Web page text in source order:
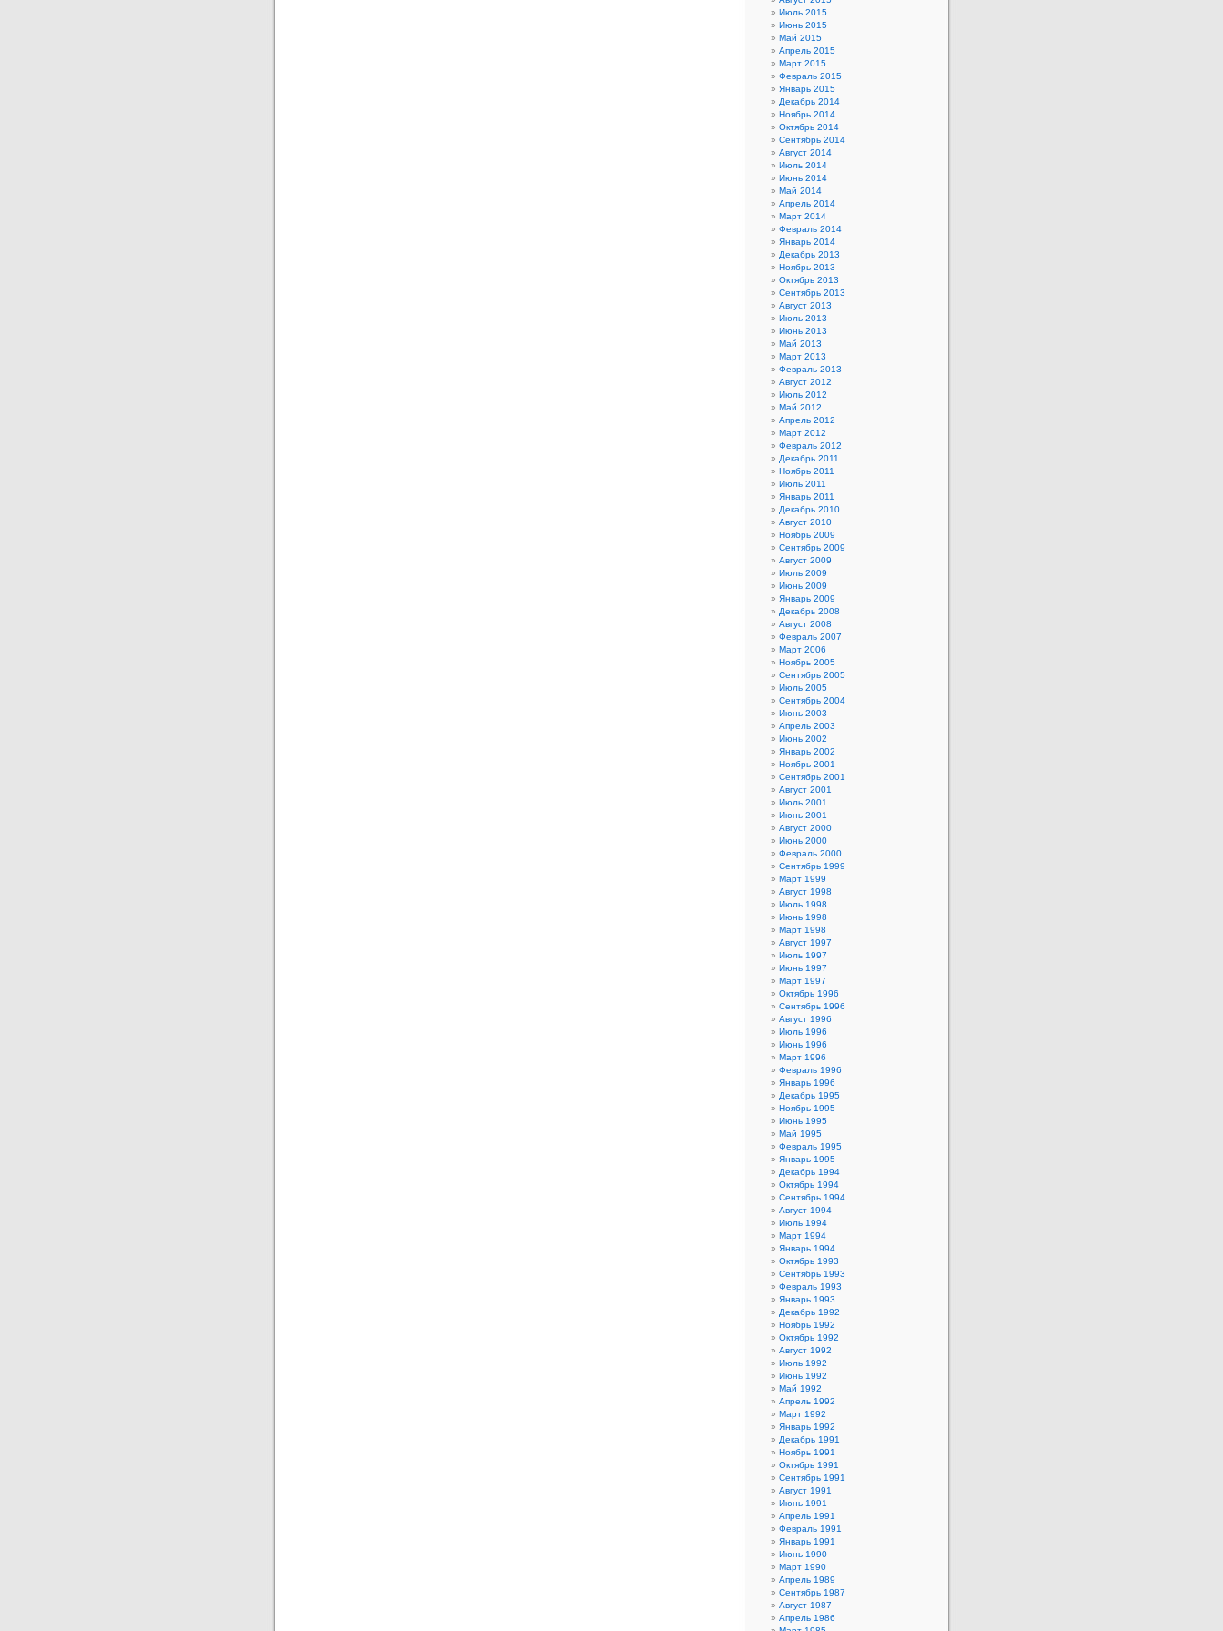
Июль 2015
Июнь 2015
Май 2015
Апрель 2015
Март 2015
Февраль 2015
Январь 2015
Декабрь 2014
Ноябрь 2014
Октябрь 2014
Сентябрь 2014
Август 2014
Июль 2014
Июнь 2014
Май 2014
Апрель 2014
Март 2014
Февраль 2014
Январь 2014
Декабрь 2013
Ноябрь 2013
Октябрь 2013
Сентябрь 2013
Август 2013
Июль 2013
Июнь 2013
Май 2013
Март 2013
Февраль 2013
Август 2012
Июль 2012
Май 2012
Апрель 2012
Март 2012
Февраль 2012
Декабрь 2011
Ноябрь 2011
Июль 2011
Январь 2011
Декабрь 2010
Август 2010
Ноябрь 2009
Сентябрь 2009
Август 2009
Июль 2009
Июнь 2009
Январь 2009
Декабрь 2008
Август 2008
Февраль 2007
Март 2006
Ноябрь 2005
Сентябрь 2005
Июль 2005
Сентябрь 2004
Июнь 2003
Апрель 2003
Июнь 2002
Январь 2002
Ноябрь 2001
Сентябрь 2001
Август 2001
Июль 2001
Июнь 2001
Август 2000
Июнь 2000
Февраль 2000
Сентябрь 1999
Март 1999
Август 1998
Июль 1998
Июнь 1998
Март 1998
Август 1997
Июль 1997
Июнь 1997
Март 1997
Октябрь 1996
Сентябрь 1996
Август 1996
Июль 1996
Июнь 1996
Март 1996
Февраль 1996
Январь 1996
Декабрь 1995
Ноябрь 1995
Июнь 1995
Май 1995
Февраль 1995
Январь 1995
Декабрь 1994
Октябрь 1994
Сентябрь 1994
Август 1994
Июль 1994
Март 1994
Январь 1994
Октябрь 1993
Сентябрь 1993
Февраль 1993
Январь 1993
Декабрь 1992
Ноябрь 1992
Октябрь 1992
Август 1992
Июль 1992
Июнь 1992
Май 1992
Апрель 1992
Март 1992
Январь 1992
Декабрь 1991
Ноябрь 1991
Октябрь 1991
Сентябрь 1991
Август 1991
Июнь 1991
Апрель 1991
Февраль 1991
Январь 1991
Июнь 1990
Март 1990
Апрель 1989
Сентябрь 1987
Август 1987
Апрель 1986